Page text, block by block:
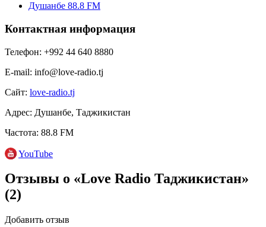
Душанбе 88.8 FM
Контактная информация
Телефон: +992 44 640 8880
E-mail: info@love-radio.tj
Сайт: love-radio.tj
Адрес: Душанбе, Таджикистан
Частота: 88.8 FM
YouTube
Отзывы о «Love Radio Таджикистан»
(2)
Добавить отзыв